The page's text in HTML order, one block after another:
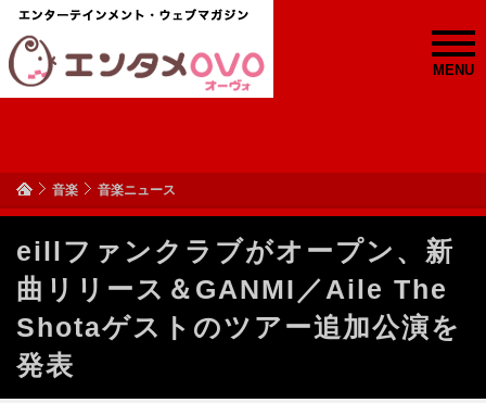
MENU
音楽 音楽ニュース
eillファンクラブがオープン、新
曲リリース＆GANMI／Aile The
Shotaゲストのツアー追加公演を
発表